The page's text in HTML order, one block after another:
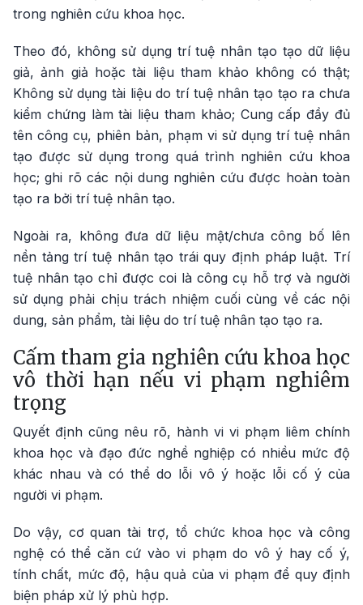
trong nghiên cứu khoa học.
Theo đó, không sử dụng trí tuệ nhân tạo tạo dữ liệu
giả, ảnh giả hoặc tài liệu tham khảo không có thật;
Không sử dụng tài liệu do trí tuệ nhân tạo tạo ra chưa
kiểm chứng làm tài liệu tham khảo; Cung cấp đầy đủ
tên công cụ, phiên bản, phạm vi sử dụng trí tuệ nhân
tạo được sử dụng trong quá trình nghiên cứu khoa
học; ghi rõ các nội dung nghiên cứu được hoàn toàn
tạo ra bởi trí tuệ nhân tạo.
Ngoài ra, không đưa dữ liệu mật/chưa công bố lên
nền tảng trí tuệ nhân tạo trái quy định pháp luật. Trí
tuệ nhân tạo chỉ được coi là công cụ hỗ trợ và người
sử dụng phải chịu trách nhiệm cuối cùng về các nội
dung, sản phẩm, tài liệu do trí tuệ nhân tạo tạo ra.
Cấm tham gia nghiên cứu khoa học
vô thời hạn nếu vi phạm nghiêm
trọng
Quyết định cũng nêu rõ, hành vi vi phạm liêm chính
khoa học và đạo đức nghề nghiệp có nhiều mức độ
khác nhau và có thể do lỗi vô ý hoặc lỗi cố ý của
người vi phạm.
Do vậy, cơ quan tài trợ, tổ chức khoa học và công
nghệ có thể căn cứ vào vi phạm do vô ý hay cố ý,
tính chất, mức độ, hậu quả của vi phạm để quy định
biện pháp xử lý phù hợp.